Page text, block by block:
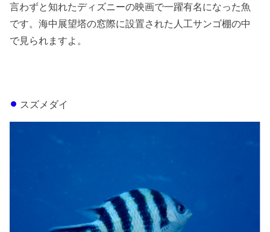
言わずと知れたディズニーの映画で一躍有名になった魚
です。海中展望塔の窓際に設置された人工サンゴ棚の中
で見られますよ。
スズメダイ